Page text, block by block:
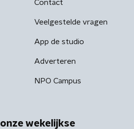
Contact
Veelgestelde vragen
App de studio
Adverteren
NPO Campus
wekelijkse